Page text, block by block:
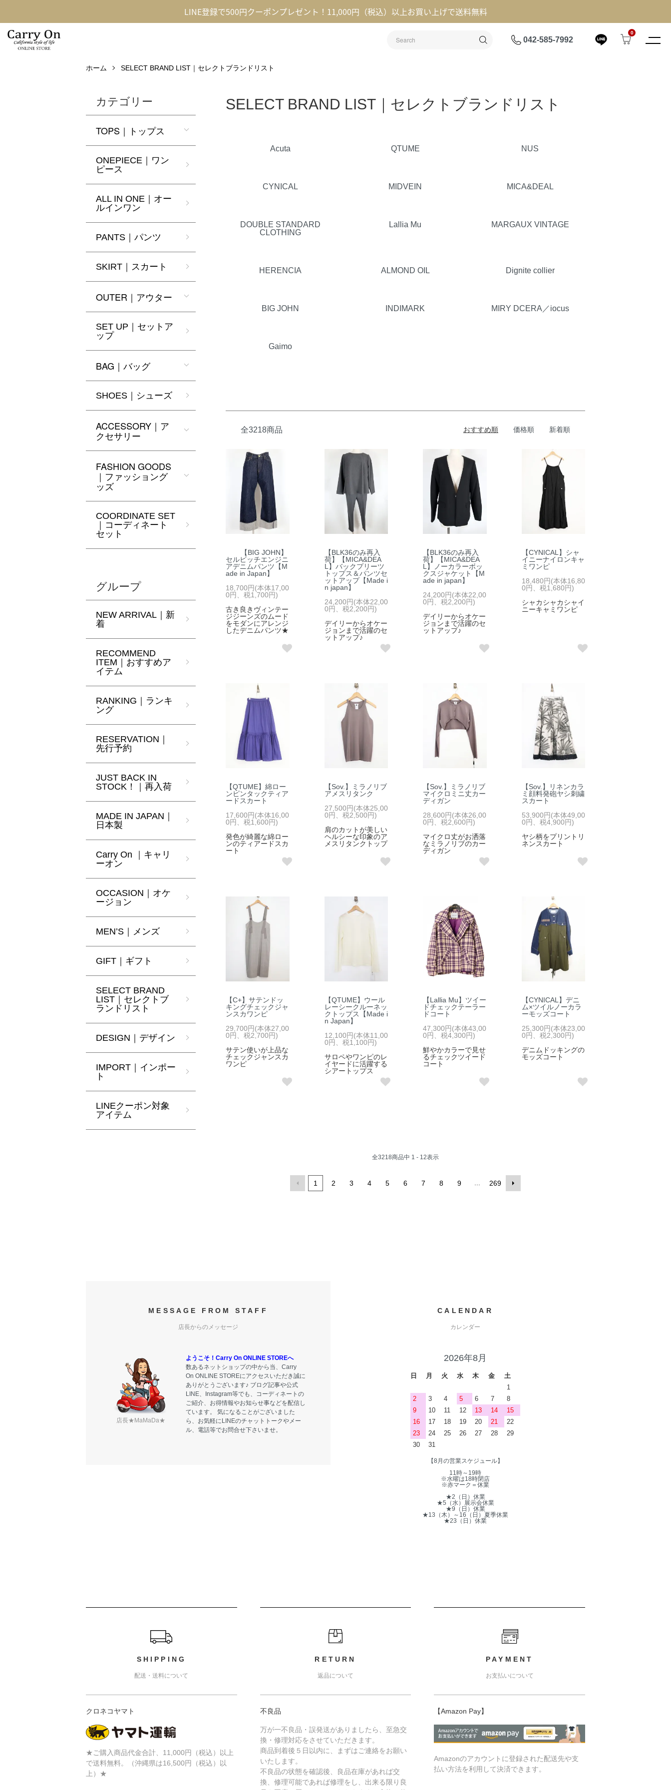
LINE登録で500円クーポンプレゼント！11,000円（税込）以上お買い上げで送料無料
042-585-7992
0
ホーム SELECT BRAND LIST｜セレクトブランドリスト
SELECT BRAND LIST｜セレクトブランドリスト
Acuta QTUME NUS
CYNICAL MIDVEIN MICA&DEAL
DOUBLE STANDARD
CLOTHING
Lallia Mu MARGAUX VINTAGE
HERENCIA ALMOND OIL Dignite collier
BIG JOHN INDIMARK MIRY DCERA／iocus
Gaimo
全3218商品 おすすめ順 価格順 新着順
【BIG JOHN】
セルビッチエンジニ
アデニムパンツ【M
ade in Japan】
18,700円(本体17,00
0円、税1,700円)
古き良きヴィンテー
ジジーンズのムード
をモダンにアレンジ
したデニムパンツ★
【BLK36のみ再入
荷】【MICA&DEA
L】バックプリーツ
トップス＆パンツセ
ットアップ【Made i
n japan】
24,200円(本体22,00
0円、税2,200円)
デイリーからオケー
ジョンまで活躍のセ
ットアップ♪
【BLK36のみ再入
荷】【MICA&DEA
L】ノーカラーボッ
クスジャケット【M
ade in japan】
24,200円(本体22,00
0円、税2,200円)
デイリーからオケー
ジョンまで活躍のセ
ットアップ♪
【CYNICAL】シャ
イニーナイロンキャ
ミワンピ
18,480円(本体16,80
0円、税1,680円)
シャカシャカシャイ
ニーキャミワンピ
【QTUME】綿ロー
ンピンタックティア
ードスカート
17,600円(本体16,00
0円、税1,600円)
発色が綺麗な綿ロー
ンのティアードスカ
ート
【Sov.】ミラノリブ
アメスリタンク
27,500円(本体25,00
0円、税2,500円)
肩のカットが美しい
ヘルシーな印象のア
メスリタンクトップ
【Sov.】ミラノリブ
マイクロミニ丈カー
ディガン
28,600円(本体26,00
0円、税2,600円)
マイクロ丈がお洒落
なミラノリブのカー
ディガン
【Sov.】リネンカラ
ミ顔料発砲ヤシ刺繍
スカート
53,900円(本体49,00
0円、税4,900円)
ヤシ柄をプリントリ
ネンスカート
【C+】サテンドッ
キングチェックジャ
ンスカワンピ
29,700円(本体27,00
0円、税2,700円)
サテン使いが上品な
チェックジャンスカ
ワンピ
【QTUME】ウール
レーシークルーネッ
クトップス【Made i
n Japan】
12,100円(本体11,00
0円、税1,100円)
サロペやワンピのレ
イヤードに活躍する
シアートップス
【Lallia Mu】ツイー
ドチェックテーラー
ドコート
47,300円(本体43,00
0円、税4,300円)
鮮やかカラーで見せ
るチェックツイード
コート
【CYNICAL】デニ
ム×ツイルノーカラ
ーモッズコート
25,300円(本体23,00
0円、税2,300円)
デニムドッキングの
モッズコート
全3218商品中 1 - 12表示
1 2 3 4 5 6 7 8 9 269
カテゴリー
TOPS｜トップス
ONEPIECE｜ワン
ピース
ALL IN ONE｜オー
ルインワン
PANTS｜パンツ
SKIRT｜スカート
OUTER｜アウター
SET UP｜セットア
ップ
BAG｜バッグ
SHOES｜シューズ
ACCESSORY｜ア
クセサリー
FASHION GOODS
｜ファッショング
ッズ
COORDINATE SET
｜コーディネート
セット
グループ
NEW ARRIVAL｜新
着
RECOMMEND
ITEM｜おすすめア
イテム
RANKING｜ランキ
ング
RESERVATION｜
先行予約
JUST BACK IN
STOCK！｜再入荷
MADE IN JAPAN｜
日本製
Carry On ｜キャリ
ーオン
OCCASION｜オケ
ージョン
MEN’S｜メンズ
GIFT｜ギフト
SELECT BRAND
LIST｜セレクトブ
ランドリスト
DESIGN｜デザイン
IMPORT｜インポー
ト
LINEクーポン対象
アイテム
MESSAGE FROM STAFF
店長からのメッセージ
店長★MaMaDa★
ようこそ！Carry On ONLINE STOREへ
数あるネットショップの中から当、Carry
On ONLINE STOREにアクセスいただき誠に
ありがとうございます♪ ブログ記事や公式
LINE、Instagram等でも、コーディネートの
ご紹介、お得情報やお知らせ事などを配信し
ています。 気になることがございました
ら、お気軽にLINEのチャットトークやメー
ル、電話等でお問合せ下さいませ。
CALENDAR
カレンダー
2026年8月
日 月 火 水 木 金
土
1
2
3 4 5 6 7
8
9
10 11 12 13 14
15
16
17 18 19 20 21
22
23
24 25 26 27 28
29
30
31
【8月の営業スケジュール】
11時～19時
※水曜は18時閉店
※赤マーク＝休業
★2（日）休業
★5（水）展示会休業
★9（日）休業
★13（木）～16（日）夏季休業
★23（日）休業
ショッピングガイド
SHIPPING
配送・送料について
クロネコヤマト
★ご購入商品代金合計、11,000円（税込）以上
で送料無料。（沖縄県は16,500円（税込）以
上）★
RETURN
返品について
不良品
万が一不良品・誤発送がありましたら、至急交
換・修理対応をさせていただきます。
商品到着後５日以内に、まずはご連絡をお願い
いたします。
不良品の状態を確認後、良品在庫があれば交
換、修理可能であれば修理をし、出来る限り良
PAYMENT
お支払いについて
【Amazon Pay】
Amazonのアカウントに登録された配送先や支
払い方法を利用して決済できます。